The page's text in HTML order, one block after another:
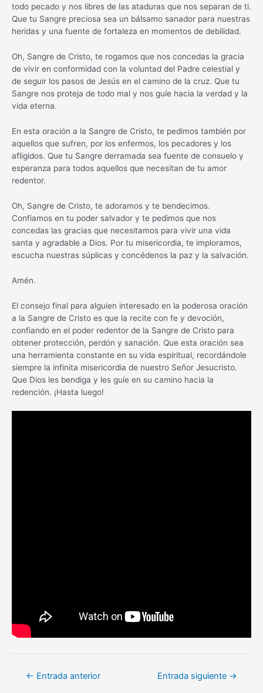
todo pecado y nos libres de las ataduras que nos separan de ti.
Que tu Sangre preciosa sea un bálsamo sanador para nuestras
heridas y una fuente de fortaleza en momentos de debilidad.
Oh, Sangre de Cristo, te rogamos que nos concedas la gracia
de vivir en conformidad con la voluntad del Padre celestial y
de seguir los pasos de Jesús en el camino de la cruz. Que tu
Sangre nos proteja de todo mal y nos guíe hacia la verdad y la
vida eterna.
En esta oración a la Sangre de Cristo, te pedimos también por
aquellos que sufren, por los enfermos, los pecadores y los
afligidos. Que tu Sangre derramada sea fuente de consuelo y
esperanza para todos aquellos que necesitan de tu amor
redentor.
Oh, Sangre de Cristo, te adoramos y te bendecimos.
Confiamos en tu poder salvador y te pedimos que nos
concedas las gracias que necesitamos para vivir una vida
santa y agradable a Dios. Por tu misericordia, te imploramos,
escucha nuestras súplicas y concédenos la paz y la salvación.
Amén.
El consejo final para alguien interesado en la poderosa oración
a la Sangre de Cristo es que la recite con fe y devoción,
confiando en el poder redentor de la Sangre de Cristo para
obtener protección, perdón y sanación. Que esta oración sea
una herramienta constante en su vida espiritual, recordándole
siempre la infinita misericordia de nuestro Señor Jesucristo.
Que Dios les bendiga y les guíe en su camino hacia la
redención. ¡Hasta luego!
Navegación
← Entrada anterior Entrada siguiente →